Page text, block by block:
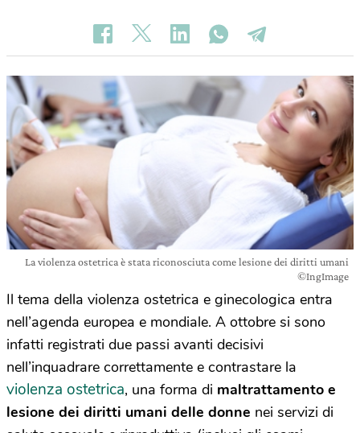
La violenza ostetrica è stata riconosciuta come lesione dei diritti umani
©IngImage
Il tema della violenza ostetrica e ginecologica entra
nell’agenda europea e mondiale. A ottobre si sono
infatti registrati due passi avanti decisivi
nell’inquadrare correttamente e contrastare la
violenza ostetrica, una forma di maltrattamento e
lesione dei diritti umani delle donne nei servizi di